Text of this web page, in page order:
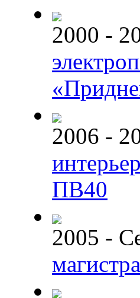
2000 -
2006 -
ПВ40
2005 -